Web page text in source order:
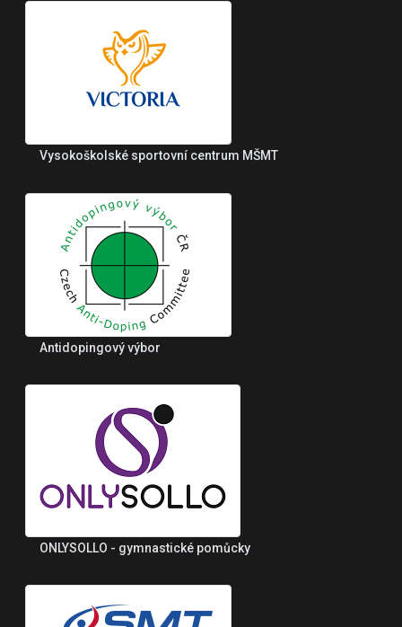
Vysokoškolské sportovní centrum MŠMT
Antidopingový výbor
ONLYSOLLO - gymnastické pomůcky